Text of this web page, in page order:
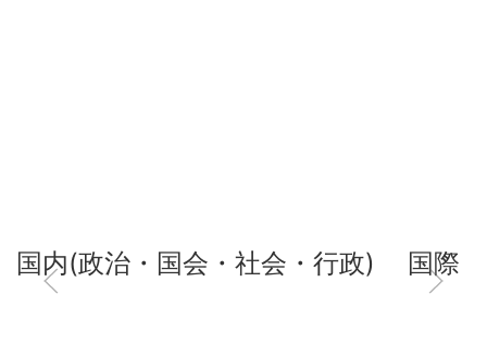
国内(政治・国会・社会・行政) 国際